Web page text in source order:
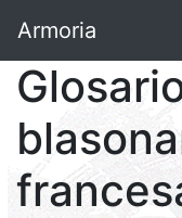
Armoria